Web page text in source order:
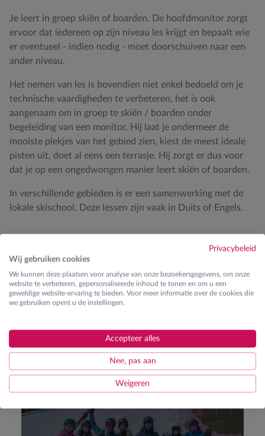
Privacybeleid
Wij gebruiken cookies
We kunnen deze plaatsen voor analyse van onze bezoekersgegevens, om onze
website te verbeteren, gepersonaliseerde inhoud te tonen en om u een
geweldige website-ervaring te bieden. Voor meer informatie over de cookies die
we gebruiken opent u de instellingen.
Accepteer alles
Nee, pas aan
Weigeren
Je leert in groep skiën of boarden. De hoofdmonitor zorgt
ervoor dat iedereen op zijn niveau les krijgt en bepaalt wie
er eventueel - indien nodig - moet doorschuiven naar een
ander niveau.
Het nemen van les is bovendien niet enkel bedoeld om je
technische vaardigheden te verbeteren, het is ook
aangenaam om in groep te skiën / boarden onder
begeleiding van een monitor. Hij laat je ondermeer de
mooiste plekjes van het gebied zien, kiest de meest ideale
pisten uit, doet al eens een terrasje. Hij zorgt er dus voor
dat je op een ongedwongen manier leert skiën of boarden.
In verschillende gebieden is er een samenwerking met de
lokale skischool. Deze lessen zijn vaak in Duits of Engels.
Kinderen